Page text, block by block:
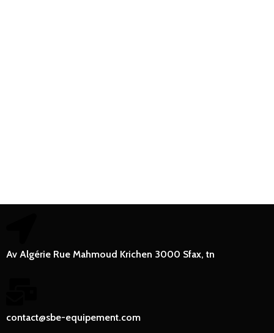
Av Algérie Rue Mahmoud Krichen 3000 Sfax, tn
contact@sbe-equipement.com